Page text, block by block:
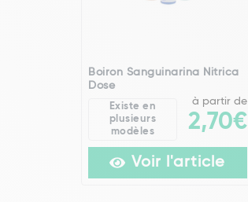
Boiron Sanguinarina Nitrica
Dose
Existe en
plusieurs
modèles
à partir de
2,70€
Voir l'article